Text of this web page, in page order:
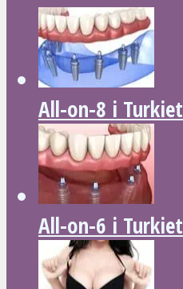
All-on-8 i Turkiet
All-on-6 i Turkiet